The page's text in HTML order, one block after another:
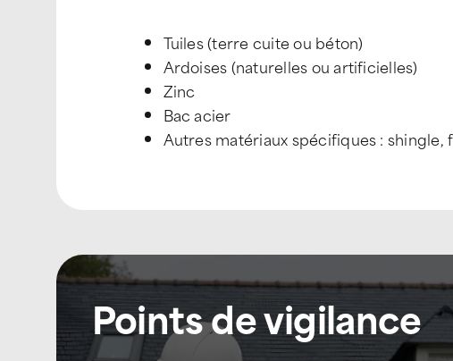
Tuiles (terre cuite ou béton)
Ardoises (naturelles ou artificielles)
Zinc
Bac acier
Autres matériaux spécifiques :
Points de vigilance